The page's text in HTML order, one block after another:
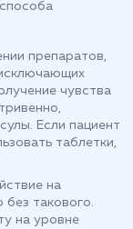
препаратов,
чувства
Если пациент
таблетки,
на
без такового.
на уровне